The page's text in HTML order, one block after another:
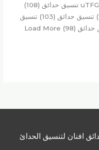
uTFGnu1N_400x400.jpg 95 Untitled-1 تنسيق حدائق (108)
تنسيق حدائق (107) تنسيق حدائق (106) تنسيق حدائق (103) تنسيق
حدائق (102) تنسيق حدائق (101) تنسيق حدائق (98) Load More
افنان لتنسيق الحدائ